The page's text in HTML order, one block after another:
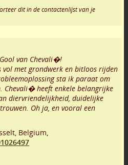
dit in de contactenlijst van je
van Chevali�!
vol met grondwerk en bitloos rijden
sta ik paraat om
Chevali� heeft enkele belangrijke
diervriendelijkheid, duidelijke
Oh ja, en vooral een
, Belgium,